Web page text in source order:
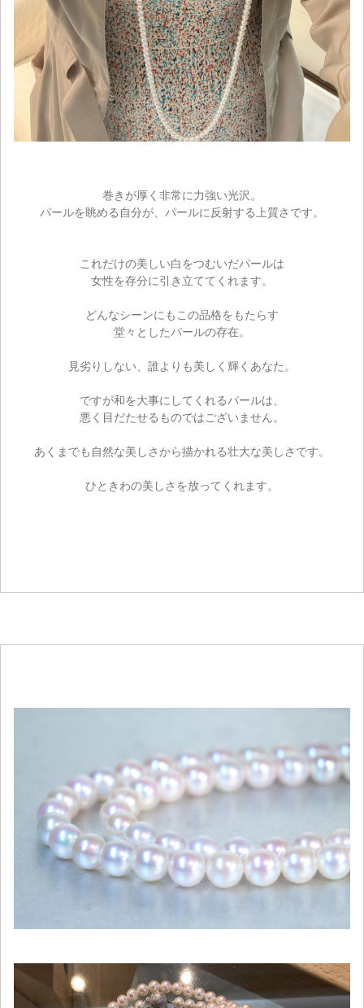
巻きが厚く非常に力強い光沢。
パールを眺める自分が、パールに反射する上質さです。
これだけの美しい白をつむいだパールは
女性を存分に引き立ててくれます。
どんなシーンにもこの品格をもたらす
堂々としたパールの存在。
見劣りしない、誰よりも美しく輝くあなた。
ですが和を大事にしてくれるパールは、
悪く目だたせるものではございません。
あくまでも自然な美しさから描かれる壮大な美しさです。
ひときわの美しさを放ってくれます。